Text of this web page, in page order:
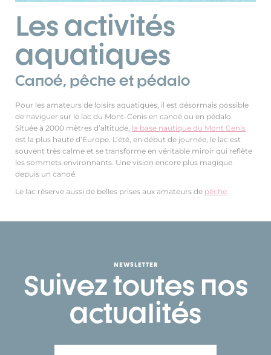
Les activités
aquatiques
Canoé, pêche et pédalo
Pour les amateurs de loisirs aquatiques, il est désormais possible
de naviguer sur le lac du Mont-Cenis en canoé ou en pédalo.
Située à 2000 mètres d’altitude, la base nautique du Mont Cenis
est la plus haute d’Europe. L’été, en début de journée, le lac est
souvent très calme et se transforme en véritable miroir qui reflète
les sommets environnants. Une vision encore plus magique
depuis un canoé.
Le lac réserve aussi de belles prises aux amateurs de pêche.
NEWSLETTER
Suivez toutes nos
actualités